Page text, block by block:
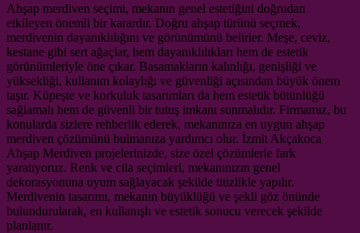
Ahşap merdiven seçimi, mekanın genel estetiğini doğrudan
etkileyen önemli bir karardır. Doğru ahşap türünü seçmek,
merdivenin dayanıklılığını ve görünümünü belirler. Meşe, ceviz,
kestane gibi sert ağaçlar, hem dayanıklılıkları hem de estetik
görünümleriyle öne çıkar. Basamakların kalınlığı, genişliği ve
yüksekliği, kullanım kolaylığı ve güvenliği açısından büyük önem
taşır. Küpeşte ve korkuluk tasarımları da hem estetik bütünlüğü
sağlamalı hem de güvenli bir tutuş imkanı sunmalıdır. Firmamız, bu
konularda sizlere rehberlik ederek, mekanınıza en uygun ahşap
merdiven çözümünü bulmanıza yardımcı olur. İzmit Akçakoca
Ahşap Merdiven projelerinizde, size özel çözümlerle fark
yaratıyoruz. Renk ve cila seçimleri, mekanınızın genel
dekorasyonuna uyum sağlayacak şekilde titizlikle yapılır.
Merdivenin tasarımı, mekanın büyüklüğü ve şekli göz önünde
bulundurularak, en kullanışlı ve estetik sonucu verecek şekilde
planlanır.